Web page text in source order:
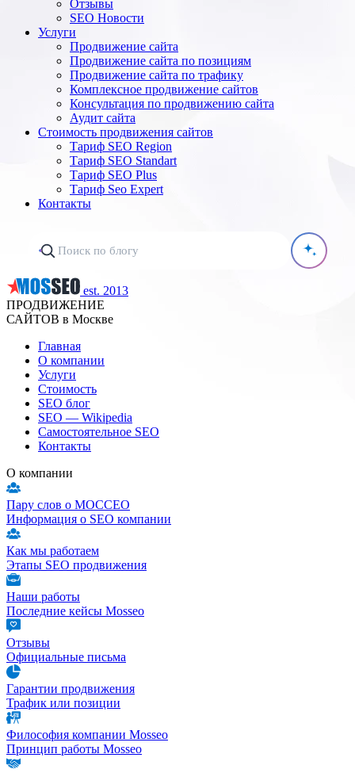
Отзывы
SEO Новости
Услуги
Продвижение сайта
Продвижение сайта по позициям
Продвижение сайта по трафику
Комплексное продвижение сайтов
Консультация по продвижению сайта
Аудит сайта
Стоимость продвижения сайтов
Тариф SEO Region
Тариф SEO Standart
Тариф SEO Plus
Тариф Seo Expert
Контакты
est. 2013
ПРОДВИЖЕНИЕ
САЙТОВ в Москве
Главная
О компании
Услуги
Стоимость
SEO блог
SEO — Wikipedia
Самостоятельное SEO
Контакты
О компании
Пару слов о МОССЕО
Информация о SEO компании
Как мы работаем
Этапы SEO продвижения
Наши работы
Последние кейсы Mosseo
Отзывы
Официальные письма
Гарантии продвижения
Трафик или позиции
Философия компании Mosseo
Принцип работы Mosseo